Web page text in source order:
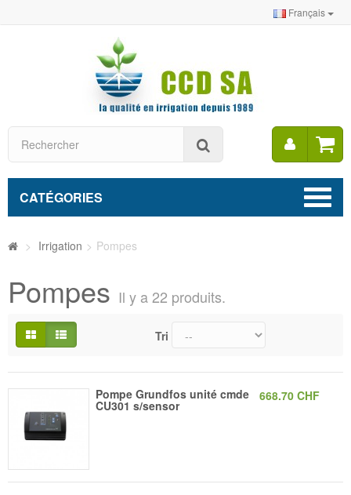
Français
Mon
CATÉGORIES
> Irrigation > Pompes
Pompes Il y a 22 produits.
Tri
Pompe Grundfos unité cmde
CU301 s/sensor
668.70 CHF